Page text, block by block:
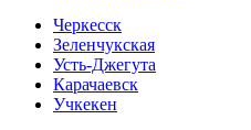
Черкесск
Зеленчукская
Усть-Джегута
Карачаевск
Учкекен